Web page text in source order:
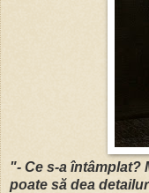
"- Ce s-a întâmplat?
poate să dea